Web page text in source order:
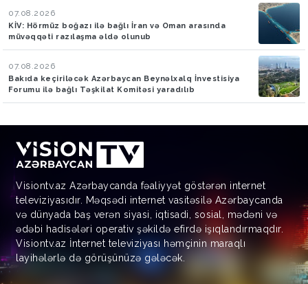
07.08.2026
KİV: Hörmüz boğazı ilə bağlı İran və Oman arasında
müvəqqəti razılaşma əldə olunub
07.08.2026
Bakıda keçiriləcək Azərbaycan Beynəlxalq İnvestisiya
Forumu ilə bağlı Təşkilat Komitəsi yaradılıb
Visiontv.az Azərbaycanda fəaliyyət göstərən internet
televiziyasıdır. Məqsədi internet vasitəsilə Azərbaycanda
və dünyada baş verən siyasi, iqtisadi, sosial, mədəni və
ədəbi hadisələri operativ şəkildə efirdə işıqlandırmaqdır.
Visiontv.az İnternet televiziyası həmçinin maraqlı
layihələrlə də görüşünüzə gələcək.